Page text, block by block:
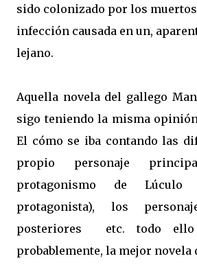
sido colonizado por los
infección causada en un,
lejano.
Aquella novela del gallego
sigo teniendo la misma
El cómo se iba contando las
propio personaje
protagonismo de
protagonista), los
posteriores etc. todo
probablemente, la mejor novela